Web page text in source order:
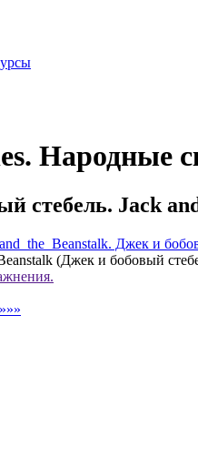
Народные
стебель. Jack
Джек и
(Джек и бобовый